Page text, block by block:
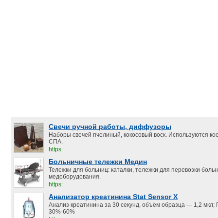
Свечи ручной работы, диффузоры
Наборы свечей пчелиный, кокосовый воск. Используются
СПА.
https:
Больничные тележки Медин
Тележки для больниц: каталки, тележки для перевозки
медоборудования.
https:
Анализатор креатинина Stat Sensor X
Анализ креатинина за 30 секунд, объём образца — 1,2 мкл;
30%-60%